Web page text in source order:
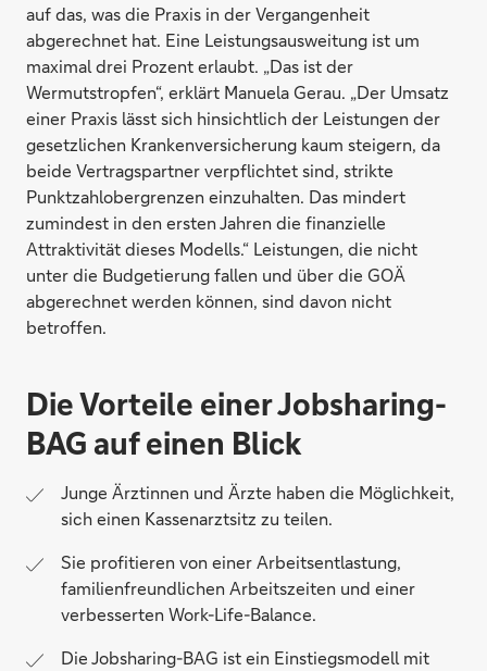
auf das, was die Praxis in der Vergangenheit
abgerechnet hat. Eine Leistungsausweitung ist um
maximal drei Prozent erlaubt. „Das ist der
Wermutstropfen“, erklärt Manuela Gerau. „Der Umsatz
einer Praxis lässt sich hinsichtlich der Leistungen der
gesetzlichen Krankenversicherung kaum steigern, da
beide Vertragspartner verpflichtet sind, strikte
Punktzahlobergrenzen einzuhalten. Das mindert
zumindest in den ersten Jahren die finanzielle
Attraktivität dieses Modells.“ Leistungen, die nicht
unter die Budgetierung fallen und über die GOÄ
abgerechnet werden können, sind davon nicht
betroffen.
Die Vorteile einer Jobsharing-
BAG auf einen Blick
Junge Ärztinnen und Ärzte haben die Möglichkeit,
sich einen Kassenarztsitz zu teilen.
Sie profitieren von einer Arbeitsentlastung,
familienfreundlichen Arbeitszeiten und einer
verbesserten Work-Life-Balance.
Die Jobsharing-BAG ist ein Einstiegsmodell mit